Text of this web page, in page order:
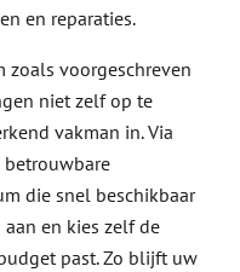
en reparaties.
zoals voorgeschreven
niet zelf op te
vakman in. Via
die snel beschikbaar
aan en kies zelf de
past. Zo blijft uw